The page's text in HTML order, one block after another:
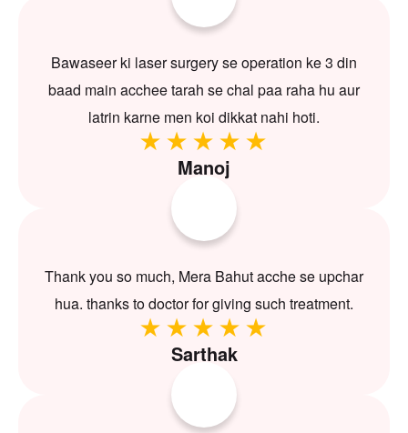
Bawaseer ki laser surgery se operation ke 3 din
baad main acchee tarah se chal paa raha hu aur
latrin karne men koi dikkat nahi hoti.
Manoj
Thank you so much, Mera Bahut acche se upchar
hua. thanks to doctor for giving such treatment.
Sarthak